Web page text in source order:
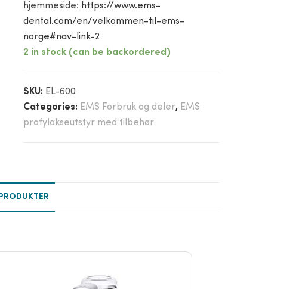
hjemmeside: https://www.ems-
dental.com/en/velkommen-til-ems-
norge#nav-link-2
2 in stock (can be backordered)
SKU: EL-600
Categories: EMS Forbruk og deler, EMS
profylakseutstyr med tilbehør